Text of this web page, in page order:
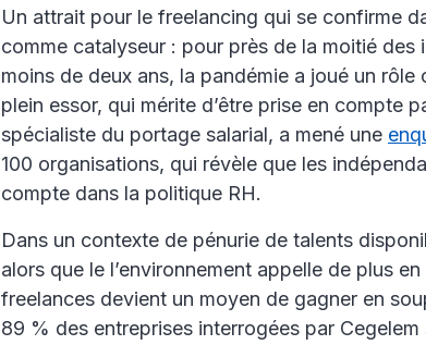
Un attrait pour le freelancing qui se confirme
comme catalyseur : pour près de la moitié
moins de deux ans, la pandémie a joué un
plein essor, qui mérite d’être prise en compte
spécialiste du portage salarial, a mené une
100 organisations, qui révèle que les
compte dans la politique RH.
Dans un contexte de pénurie de talents
alors que le l’environnement appelle de plus
freelances devient un moyen de gagner en
89 % des entreprises interrogées par Cegelem